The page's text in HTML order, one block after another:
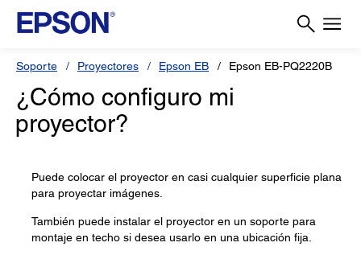
Soporte Proyectores Epson EB Epson EB-PQ2220B
¿Cómo configuro mi
proyector?
Puede colocar el proyector en casi cualquier superficie plana
para proyectar imágenes.
También puede instalar el proyector en un soporte para
montaje en techo si desea usarlo en una ubicación fija.